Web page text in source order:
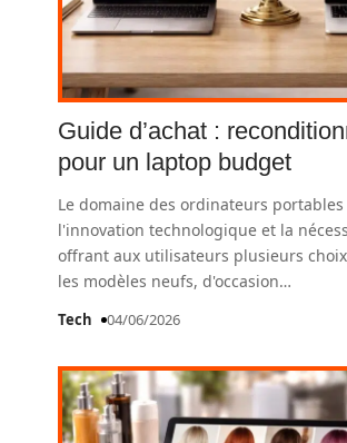
Guide d’achat :
pour un laptop budget
Le domaine des ordinateurs
l'innovation technologique et la
offrant aux utilisateurs plusieurs
les modèles neufs, d'occasion…
Tech 04/06/2026